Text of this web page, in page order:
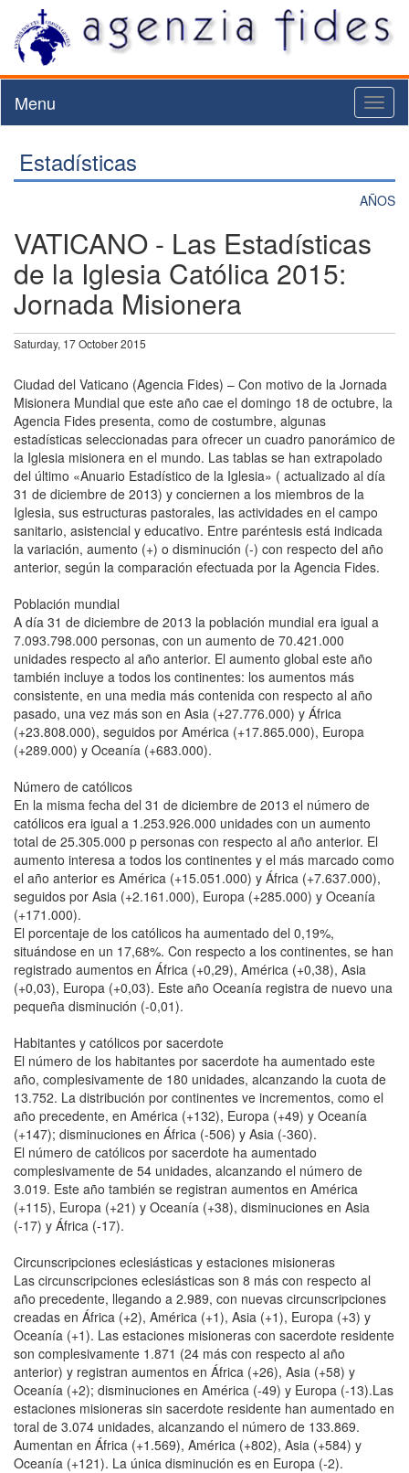
Menu
Estadísticas
AÑOS
VATICANO - Las Estadísticas
de la Iglesia Católica 2015:
Jornada Misionera
Saturday, 17 October 2015
Ciudad del Vaticano (Agencia Fides) – Con motivo de la Jornada
Misionera Mundial que este año cae el domingo 18 de octubre, la
Agencia Fides presenta, como de costumbre, algunas
estadísticas seleccionadas para ofrecer un cuadro panorámico de
la Iglesia misionera en el mundo. Las tablas se han extrapolado
del último «Anuario Estadístico de la Iglesia» ( actualizado al día
31 de diciembre de 2013) y conciernen a los miembros de la
Iglesia, sus estructuras pastorales, las actividades en el campo
sanitario, asistencial y educativo. Entre paréntesis está indicada
la variación, aumento (+) o disminución (-) con respecto del año
anterior, según la comparación efectuada por la Agencia Fides.
Población mundial
A día 31 de diciembre de 2013 la población mundial era igual a
7.093.798.000 personas, con un aumento de 70.421.000
unidades respecto al año anterior. El aumento global este año
también incluye a todos los continentes: los aumentos más
consistente, en una media más contenida con respecto al año
pasado, una vez más son en Asia (+27.776.000) y África
(+23.808.000), seguidos por América (+17.865.000), Europa
(+289.000) y Oceanía (+683.000).
Número de católicos
En la misma fecha del 31 de diciembre de 2013 el número de
católicos era igual a 1.253.926.000 unidades con un aumento
total de 25.305.000 p personas con respecto al año anterior. El
aumento interesa a todos los continentes y el más marcado como
el año anterior es América (+15.051.000) y África (+7.637.000),
seguidos por Asia (+2.161.000), Europa (+285.000) y Oceanía
(+171.000).
El porcentaje de los católicos ha aumentado del 0,19%,
situándose en un 17,68%. Con respecto a los continentes, se han
registrado aumentos en África (+0,29), América (+0,38), Asia
(+0,03), Europa (+0,03). Este año Oceanía registra de nuevo una
pequeña disminución (-0,01).
Habitantes y católicos por sacerdote
El número de los habitantes por sacerdote ha aumentado este
año, complesivamente de 180 unidades, alcanzando la cuota de
13.752. La distribución por continentes ve incrementos, como el
año precedente, en América (+132), Europa (+49) y Oceanía
(+147); disminuciones en África (-506) y Asia (-360).
El número de católicos por sacerdote ha aumentado
complesivamente de 54 unidades, alcanzando el número de
3.019. Este año también se registran aumentos en América
(+115), Europa (+21) y Oceanía (+38), disminuciones en Asia
(-17) y África (-17).
Circunscripciones eclesiásticas y estaciones misioneras
Las circunscripciones eclesiásticas son 8 más con respecto al
año precedente, llegando a 2.989, con nuevas circunscripciones
creadas en África (+2), América (+1), Asia (+1), Europa (+3) y
Oceanía (+1). Las estaciones misioneras con sacerdote residente
son complesivamente 1.871 (24 más con respecto al año
anterior) y registran aumentos en África (+26), Asia (+58) y
Oceanía (+2); disminuciones en América (-49) y Europa (-13).Las
estaciones misioneras sin sacerdote residente han aumentado en
toral de 3.074 unidades, alcanzando el número de 133.869.
Aumentan en África (+1.569), América (+802), Asia (+584) y
Oceanía (+121). La única disminución es en Europa (-2).